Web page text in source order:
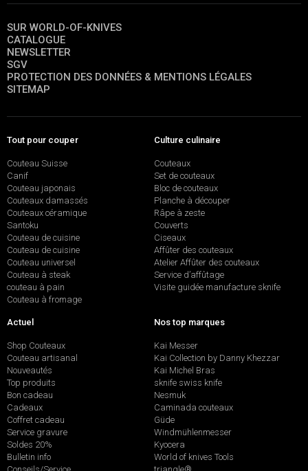
SUR WORLD-OF-KNIVES
CATALOGUE
NEWSLETTER
SGV
PROTECTION DES DONNÉES & MENTIONS LÉGALES
SITEMAP
Tout pour couper
Couteau Suisse
Canif
Couteau japonais
Couteaux damassés
Couteaux céramique
Santoku
Couteau de cuisine
Couteau de cuisine
Couteau universel
Couteau à steak
couteau à pain
Couteau à fromage
Culture culinaire
Couteaux
Set de couteaux
Bloc de couteaux
Planche à découper
Râpe à zeste
Couverts
Ciseaux
Affûter des couteaux
Atelier Affûter des couteaux
Service d’affûtage
Visite guidée manufacture sknife
Actuel
Shop Couteaux
Couteau artisanal
Nouveautés
Top produits
Bon cadeau
Cadeaux
Coffret cadeau
Service gravure
Soldes 20%
Bulletin info
Nos top marques
Kai Messer
Kai Collection by Danny Khezzar
Kai Michel Bras
sknife swiss knife
Nesmuk
Caminada couteaux
Güde
Windmühlenmesser
Kyocera
World of knives Tools